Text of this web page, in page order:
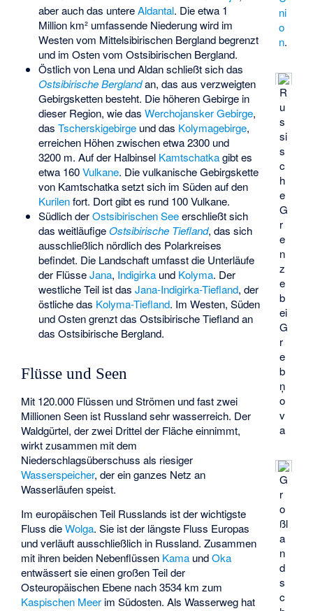
ni
o
n.
R
u
s
si
s
c
h
e
G
r
e
n
z
e
b
ei
G
r
e
b
ņ
o
v
a
G
r
o
ßl
a
n
d
s
c
aber auch das untereAldantal. Die etwa 1
Million km² umfassende Niederung wird im
Westen vom Mittelsibirischen Bergland begrenzt
und im Osten vom Ostsibirischen Bergland.
Östlich von Lena und Aldan schließt sich das
Ostsibirische Berglandan, das aus verzweigten
Gebirgsketten besteht. Die höheren Gebirge in
dieser Region, wie das Werchojansker Gebirge,
das Tscherskigebirgeund das Kolymagebirge,
erreichen Höhen zwischen etwa 2300 und
3200 m. Auf der Halbinsel Kamtschatkagibt es
etwa 160Vulkane. Die vulkanische Gebirgskette
von Kamtschatka setzt sich im Süden auf den
Kurilenfort. Dort gibt es rund 100 Vulkane.
Südlich derOstsibirischen Seeerschließt sich
das weitläufigeOstsibirische Tiefland, das sich
ausschließlich nördlich des Polarkreises
befindet. Die Landschaft umfasst die Unterläufe
der FlüsseJana, Indigirkaund Kolyma. Der
westliche Teil ist das Jana-Indigirka-Tiefland, der
östliche das Kolyma-Tiefland. Im Westen, Süden
und Osten grenzt das Ostsibirische Tiefland an
das Ostsibirische Bergland.
Flüsse und Seen
Mit 120.000 Flüssen und Strömen und fast zwei
Millionen Seen ist Russland sehr wasserreich. Der
Waldgürtel, der zwei Drittel der Fläche einnimmt,
wirkt zusammen mit dem
Niederschlagsüberschuss als riesiger
Wasserspeicher, der ein ganzes Netz an
Wasserläufen speist.
Im europäischen Teil Russlands ist der wichtigste
Fluss dieWolga. Sie ist der längste Fluss Europas
und verläuft ausschließlich in Russland. Zusammen
mit ihren beiden Nebenflüssen Kama undOka
entwässert sie einen großen Teil der
Osteuropäischen Ebene nach 3534 km zum
Kaspischen Meer im Südosten. Als Wasserweg hat